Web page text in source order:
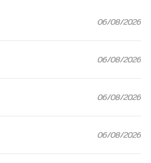
06/08/2026
06/08/2026
06/08/2026
06/08/2026